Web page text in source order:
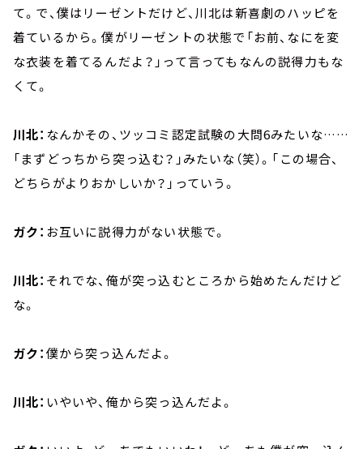
て。で、僕はリーゼントだけど、川北は新喜劇のハッピを
着ているから。僕がリーゼントの状態で「お前、なにを変
な衣装を着てるんだよ？」って言ってもなんの説得力もな
くて。
川北： なんかその、ツッコミ認定試験の大問6みたいな……
「まずどっちから突っ込む？」みたいな（笑）。「この場合、
どちらがよりおかしいか？」っていう。
ガク： お互いに説得力がない状態で。
川北： それでな、俺が突っ込むところから始めたんだけど
な。
ガク：僕から突っ込んだよ。
川北： いやいや、俺から突っ込んだよ。